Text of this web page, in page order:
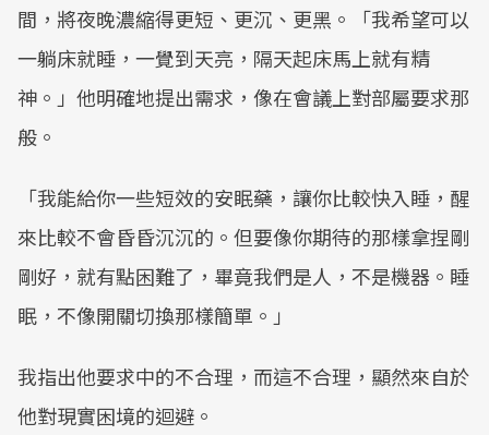
間，將夜晚濃縮得更短、更沉、更黑。「我希望可以
一躺床就睡，一覺到天亮，隔天起床馬上就有精
神。」他明確地提出需求，像在會議上對部屬要求那
般。
「我能給你一些短效的安眠藥，讓你比較快入睡，醒
來比較不會昏昏沉沉的。但要像你期待的那樣拿捏剛
剛好，就有點困難了，畢竟我們是人，不是機器。睡
眠，不像開關切換那樣簡單。」
我指出他要求中的不合理，而這不合理，顯然來自於
他對現實困境的迴避。